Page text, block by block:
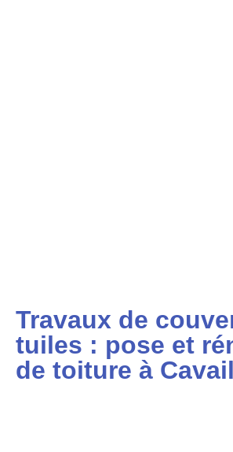
Travaux de
tuiles : pose et
de toiture à